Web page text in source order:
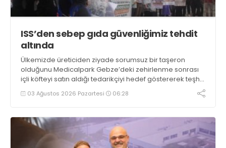
ISS’den sebep gıda güvenliğimiz tehdit
altında
Ülkemizde üreticiden ziyade sorumsuz bir taşeron
olduğunu Medicalpark Gebze’deki zehirlenme sonrası
içli köfteyi satın aldığı tedarikçiyi hedef göstererek teşhir
eden Danimarka menşeli ISS Hazır Yemek, ÇZP’ye açtığı
dava ile gıda güvenliğimizi tehdit ediyor
03 Ağustos 2026 Pazartesi 06:28